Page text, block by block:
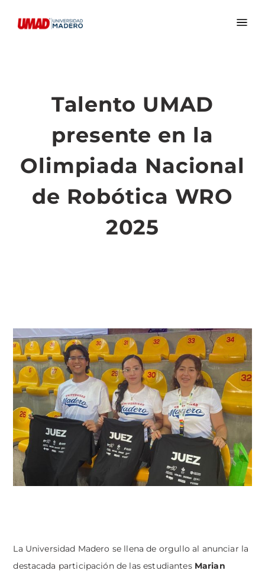
Talento UMAD
presente en la
Olimpiada Nacional
de Robótica WRO
2025
La Universidad Madero se llena de orgullo al anunciar la
destacada participación de las estudiantes Marian